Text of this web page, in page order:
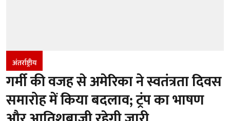
अंतर्राष्ट्रीय
गर्मी की वजह से अमेरिका ने स्वतंत्रता दिवस
समारोह में किया बदलाव; ट्रंप का भाषण